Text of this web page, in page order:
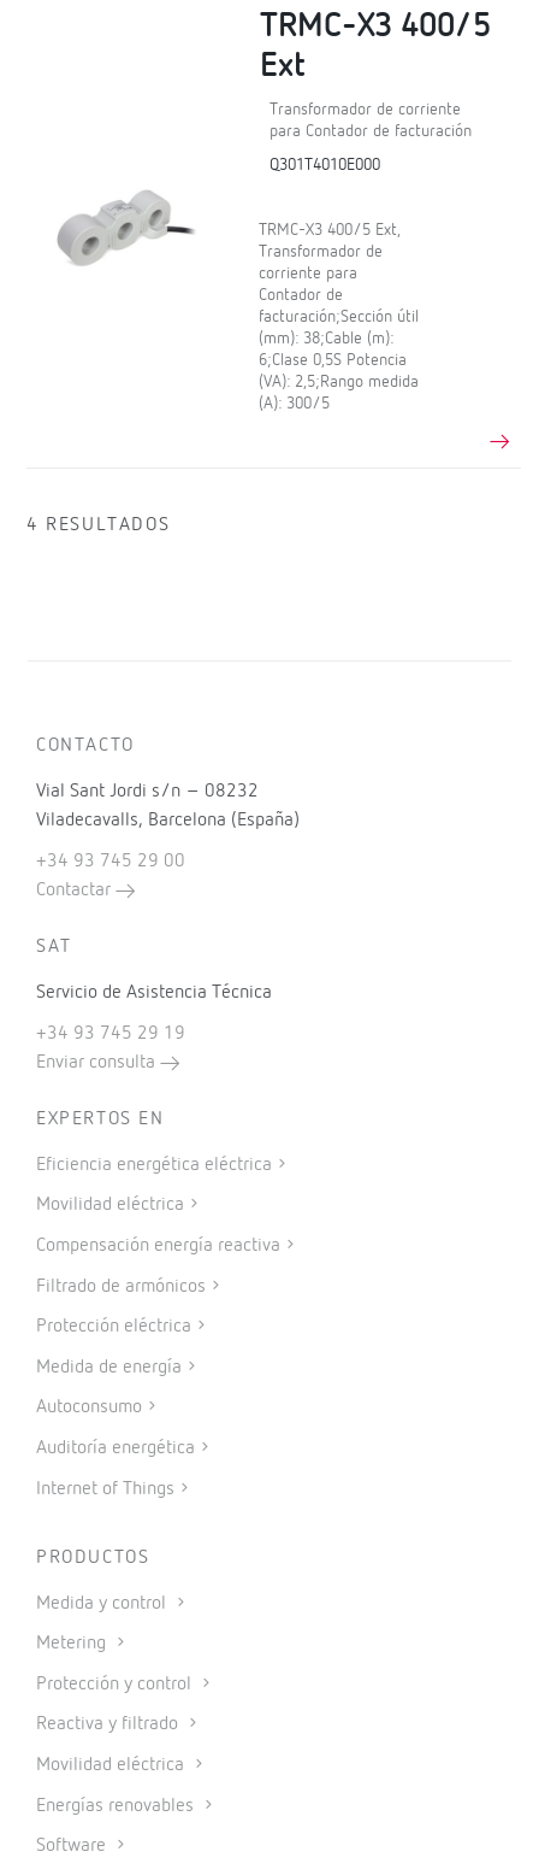
TRMC-X3 400/5
Ext
Transformador de corriente
para Contador de facturación
Q301T4010E000
TRMC-X3 400/5 Ext,
Transformador de
corriente para
Contador de
facturación;Sección útil
(mm): 38;Cable (m):
6;Clase 0,5S Potencia
(VA): 2,5;Rango medida
(A): 300/5
4 RESULTADOS
CONTACTO
Vial Sant Jordi s/n – 08232
Viladecavalls, Barcelona (España)
+34 93 745 29 00
Contactar
SAT
Servicio de Asistencia Técnica
+34 93 745 29 19
Enviar consulta
EXPERTOS EN
Eficiencia energética eléctrica
Movilidad eléctrica
Compensación energía reactiva
Filtrado de armónicos
Protección eléctrica
Medida de energía
Autoconsumo
Auditoría energética
Internet of Things
PRODUCTOS
Medida y control
Metering
Protección y control
Reactiva y filtrado
Movilidad eléctrica
Energías renovables
Software